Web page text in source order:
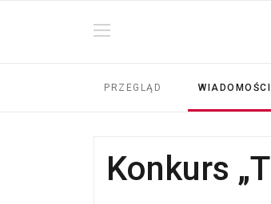
PRZEGLĄD WIADOMOŚCI
Konkurs